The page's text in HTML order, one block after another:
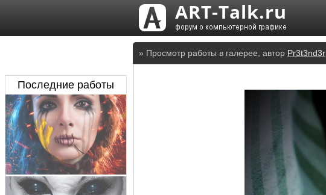
» Просмотр работы в галерее, автор Pr3t3nd3r
Последние работы